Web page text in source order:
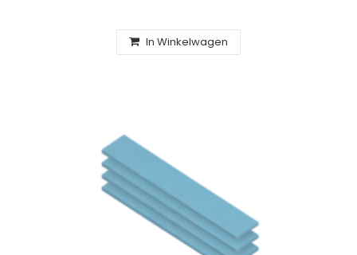
In Winkelwagen